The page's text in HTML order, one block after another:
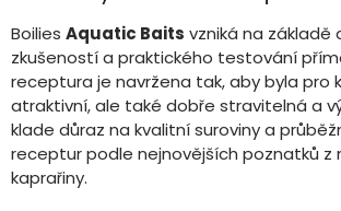
c
í
p
r
v
k
y
v
Boilies Aquatic Baits vzniká na základě
zkušeností a praktického testování
receptura je navržena tak, aby byla pro
atraktivní, ale také dobře stravitelná a
klade důraz na kvalitní suroviny a
receptur podle nejnovějších poznatků z
kaprařiny.